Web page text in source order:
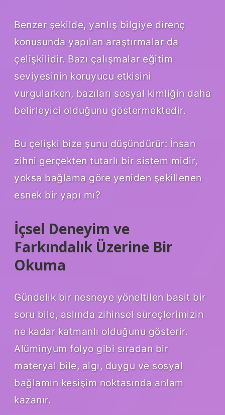
Benzer şekilde, yanlış bilgiye direnç
konusunda yapılan araştırmalar da
çelişkilidir. Bazı çalışmalar eğitim
seviyesinin koruyucu etkisini
vurgularken, bazıları sosyal kimliğin daha
belirleyici olduğunu göstermektedir.
Bu çelişki bize şunu düşündürür: İnsan
zihni gerçekten tutarlı bir sistem midir,
yoksa bağlama göre yeniden şekillenen
esnek bir yapı mı?
İçsel Deneyim ve
Farkındalık Üzerine Bir
Okuma
Gündelik bir nesneye yöneltilen basit bir
soru bile, aslında zihinsel süreçlerimizin
ne kadar katmanlı olduğunu gösterir.
Alüminyum folyo gibi sıradan bir
materyal bile, algı, duygu ve sosyal
bağlamın kesişim noktasında anlam
kazanır.